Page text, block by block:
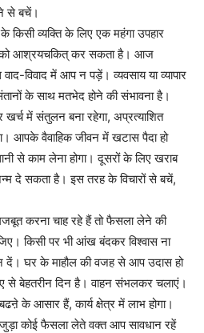
से बचें।
व्यक्ति के लिए एक महंगा उपहार
को आश्रयचकित् कर सकता है। आज
वाद-विवाद में आप न पड़ें। व्यवसाय या व्यापार
के साथ मतभेद होने की संभावना है।
खर्च में संतुलन बना रहेगा, अप्रत्याशित
आपके वैवाहिक जीवन में खटास पैदा हो
से काम लेना होगा। दूसरों के लिए खराब
दे सकता है। इस तरह के विचारों से बचें,
करना चाह रहे हैं तो फैसला लेने की
किसी पर भी आंख बंदकर विश्वास ना
दें। घर के माहौल की वजह से आप उदास हो
से बेहतरीन दिन है। वाहन संभलकर चलाएं।
के आसार हैं, कार्य क्षेत्र में लाभ होगा।
कोई फैसला लेते वक्त आप सावधान रहें